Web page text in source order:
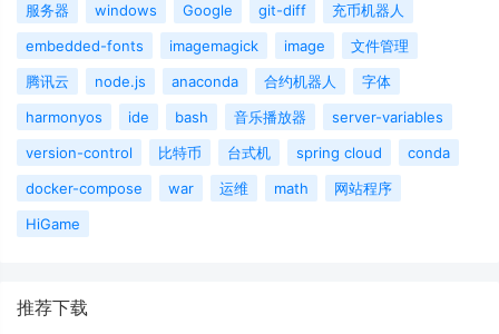
服务器 windows Google git-diff
充币机器人
embedded-fonts
imagemagick image
文件管理
腾讯云
node.js anaconda 合约机器人
字体
harmonyos
ide bash 音乐播放器
server-variables
version-control
比特币 台式机 spring cloud
conda
docker-compose
war 运维 math
网站程序
HiGame
推荐下载